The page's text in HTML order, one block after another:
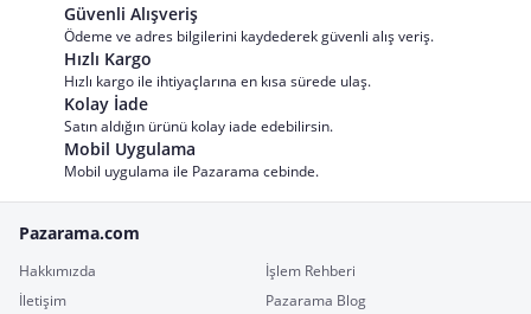
Güvenli Alışveriş
Ödeme ve adres bilgilerini kaydederek güvenli alış veriş.
Hızlı Kargo
Hızlı kargo ile ihtiyaçlarına en kısa sürede ulaş.
Kolay İade
Satın aldığın ürünü kolay iade edebilirsin.
Mobil Uygulama
Mobil uygulama ile Pazarama cebinde.
Pazarama.com
Hakkımızda
İşlem Rehberi
İletişim
Pazarama Blog